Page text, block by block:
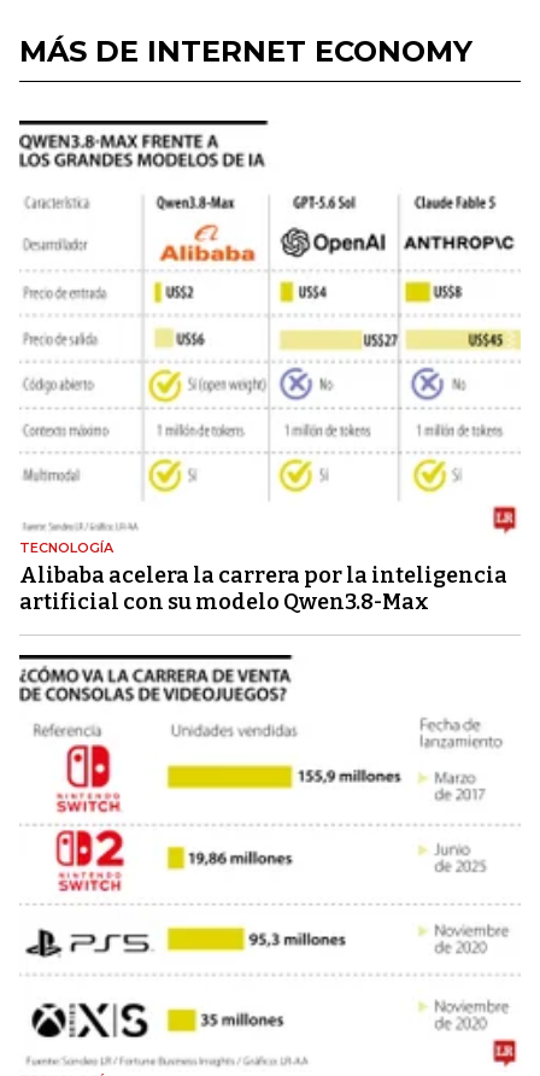
MÁS DE INTERNET ECONOMY
TECNOLOGÍA
Alibaba acelera la carrera por la inteligencia
artificial con su modelo Qwen3.8-Max